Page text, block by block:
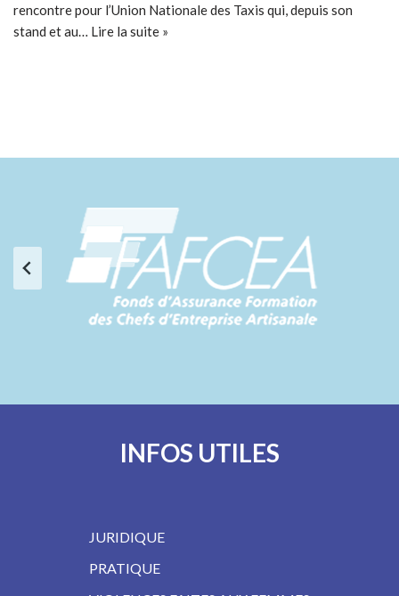
rencontre pour l’Union Nationale des Taxis qui, depuis son
stand et au… Lire la suite »
INFOS UTILES
JURIDIQUE
PRATIQUE